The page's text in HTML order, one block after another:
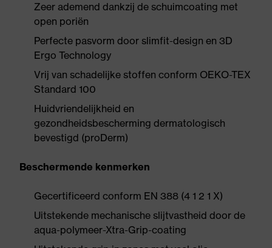
Zeer ademend dankzij de schuimcoating met
open poriën
Perfecte pasvorm door slimfit-design en 3D
Ergo Technology
Vrij van schadelijke stoffen conform OEKO-TEX
Standard 100
Huidvriendelijkheid en
gezondheidsbescherming dermatologisch
bevestigd (proDerm)
Beschermende kenmerken
Gecertificeerd conform EN 388 (4 1 2 1 X)
Uitstekende mechanische slijtvastheid door de
aqua-polymeer-Xtra-Grip-coating